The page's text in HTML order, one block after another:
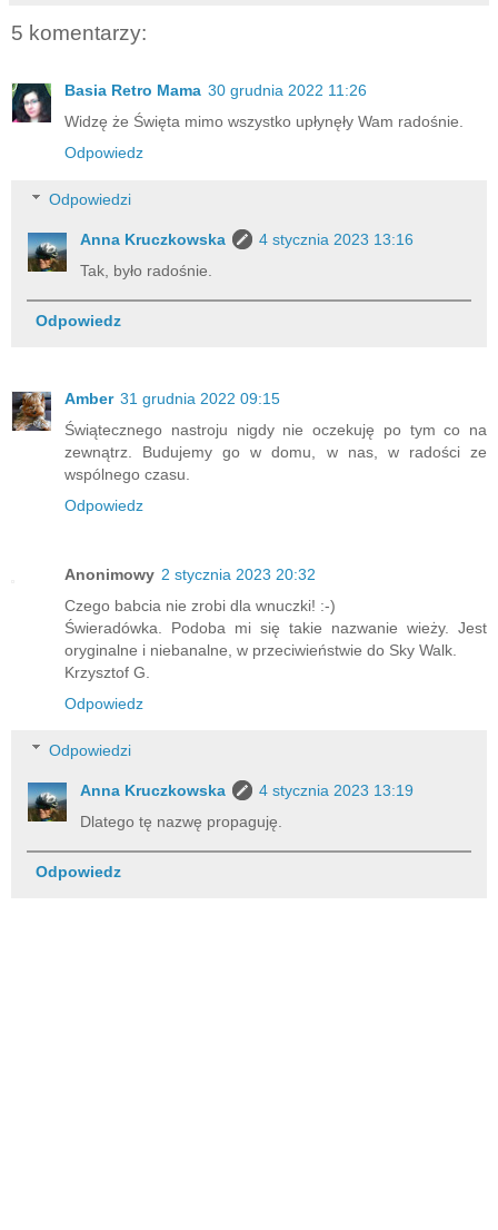
5 komentarzy:
Basia Retro Mama 30 grudnia 2022 11:26
Widzę że Święta mimo wszystko upłynęły Wam radośnie.
Odpowiedz
Odpowiedzi
Anna Kruczkowska
4 stycznia 2023 13:16
Tak, było radośnie.
Odpowiedz
Amber 31 grudnia 2022 09:15
Świątecznego nastroju nigdy nie oczekuję po tym co na
zewnątrz. Budujemy go w domu, w nas, w radości ze
wspólnego czasu.
Odpowiedz
Anonimowy 2 stycznia 2023 20:32
Czego babcia nie zrobi dla wnuczki! :-)
Świeradówka. Podoba mi się takie nazwanie wieży. Jest
oryginalne i niebanalne, w przeciwieństwie do Sky Walk.
Krzysztof G.
Odpowiedz
Odpowiedzi
Anna Kruczkowska
4 stycznia 2023 13:19
Dlatego tę nazwę propaguję.
Odpowiedz